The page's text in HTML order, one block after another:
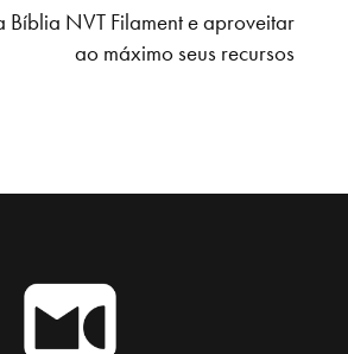
Bíblia NVT Filament e aproveitar
ao máximo seus recursos